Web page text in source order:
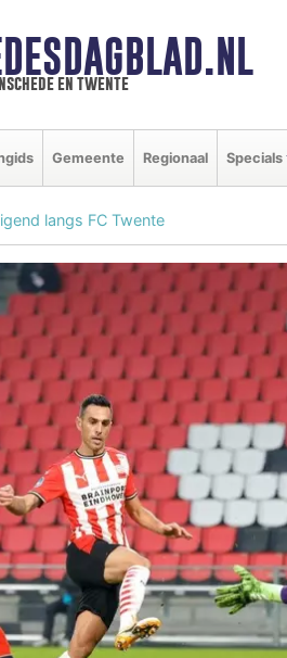
en twente
Gemeente Regionaal Specials
langs FC Twente